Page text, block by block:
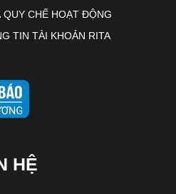
QUY CHẾ HOẠT ĐỘNG
TIN TÀI KHOẢN RITA
HỆ